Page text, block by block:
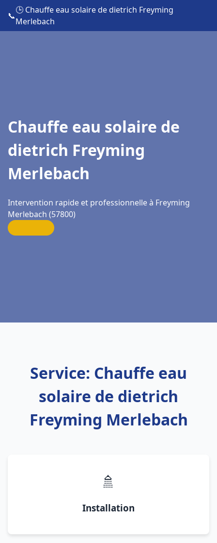
📞
🕒 Chauffe eau solaire de dietrich Freyming
Merlebach
Chauffe eau solaire de
dietrich Freyming
Merlebach
Intervention rapide et professionnelle à Freyming
Merlebach (57800)
Service: Chauffe eau
solaire de dietrich
Freyming Merlebach
🚿
Installation